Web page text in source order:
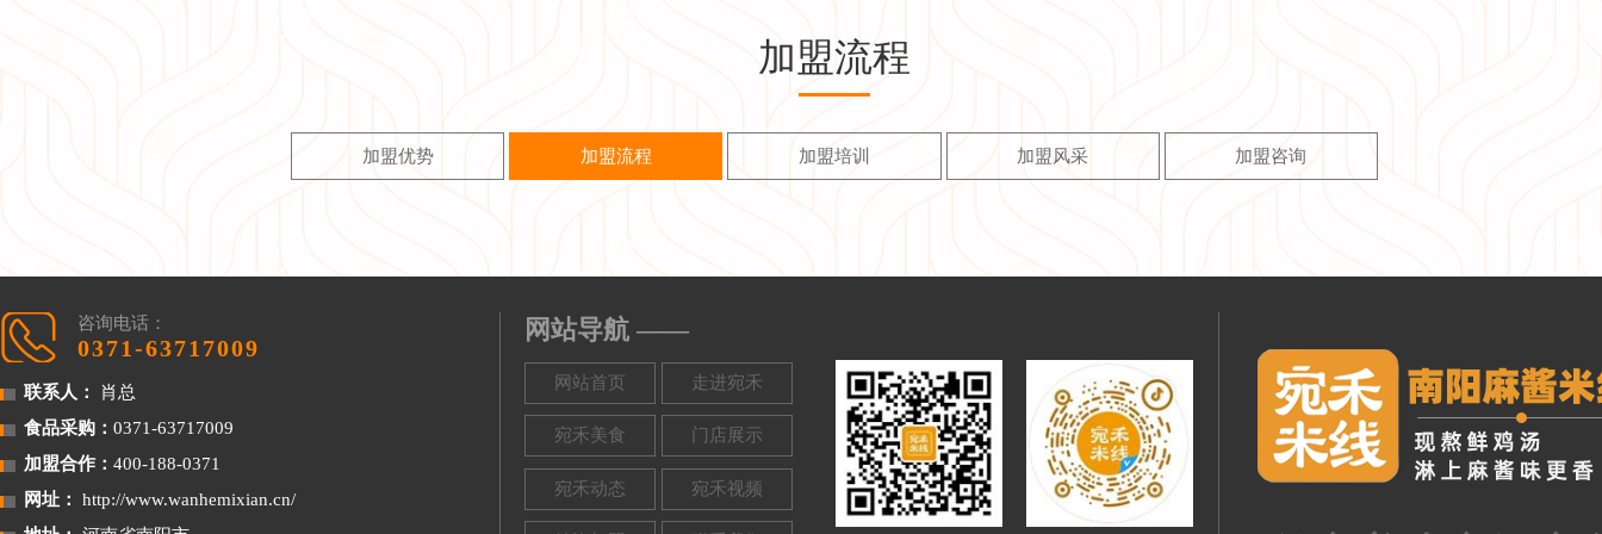
加盟流程
加盟优势 加盟流程 加盟培训 加盟风采 加盟咨询
咨询电话：
0371-63717009
联系人：
肖总
食品采购： 0371-63717009
加盟合作： 400-188-0371
网址：
http://www.wanhemixian.cn/
网站导航 ——
网站首页 走进宛禾
宛禾美食 门店展示
宛禾动态 宛禾视频